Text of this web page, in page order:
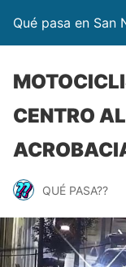
Qué pasa en San
CENTRO
QUÉ PASA??